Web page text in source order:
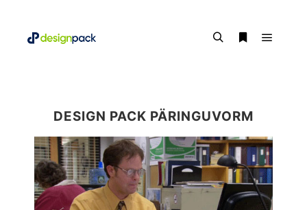
DESIGN PACK PÄRINGUVORM